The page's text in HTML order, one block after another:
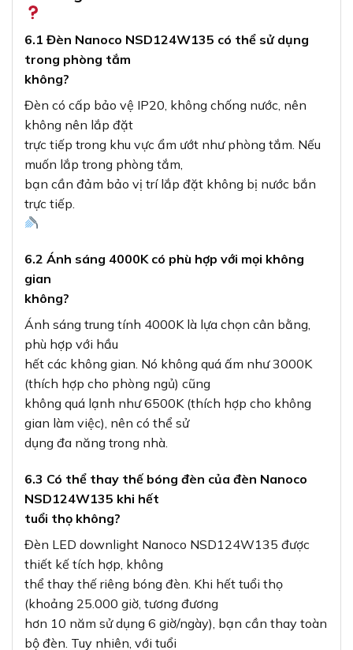
6.1 Đèn Nanoco NSD124W135 có thể sử dụng
trong phòng tắm
không?
Đèn có cấp bảo vệ IP20, không chống nước, nên
không nên lắp đặt
trực tiếp trong khu vực ẩm ướt như phòng tắm. Nếu
muốn lắp trong phòng tắm,
bạn cần đảm bảo vị trí lắp đặt không bị nước bắn
trực tiếp.
6.2 Ánh sáng 4000K có phù hợp với mọi không
gian
không?
Ánh sáng trung tính 4000K là lựa chọn cân bằng,
phù hợp với hầu
hết các không gian. Nó không quá ấm như 3000K
(thích hợp cho phòng ngủ) cũng
không quá lạnh như 6500K (thích hợp cho không
gian làm việc), nên có thể sử
dụng đa năng trong nhà.
6.3 Có thể thay thế bóng đèn của đèn Nanoco
NSD124W135 khi hết
tuổi thọ không?
Đèn LED downlight Nanoco NSD124W135 được
thiết kế tích hợp, không
thể thay thế riêng bóng đèn. Khi hết tuổi thọ
(khoảng 25.000 giờ, tương đương
hơn 10 năm sử dụng 6 giờ/ngày), bạn cần thay toàn
bộ đèn. Tuy nhiên, với tuổi